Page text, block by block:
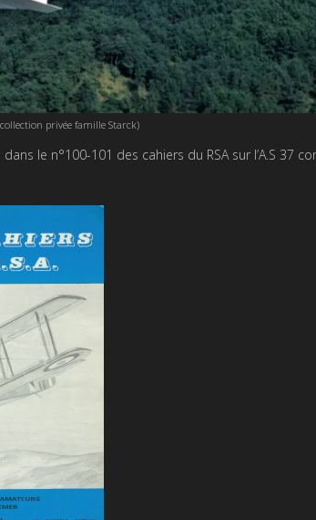
privée famille Starck)
le n°100-101 des cahiers du RSA sur l’A.S 37